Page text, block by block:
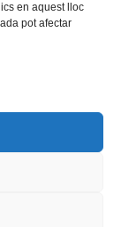
en aquest lloc
pot afectar